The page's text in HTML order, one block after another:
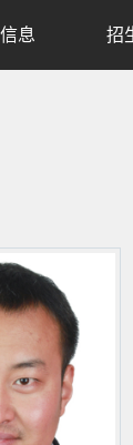
息 招